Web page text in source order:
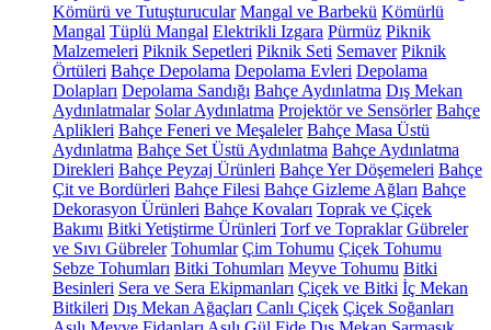
Kömürü ve Tutuşturucular Mangal ve Barbekü Kömürlü
Mangal Tüplü Mangal Elektrikli Izgara Pürmüz Piknik
Malzemeleri Piknik Sepetleri Piknik Seti Semaver Piknik
Örtüleri Bahçe Depolama Depolama Evleri Depolama
Dolapları Depolama Sandığı Bahçe Aydınlatma Dış Mekan
Aydınlatmalar Solar Aydınlatma Projektör ve Sensörler Bahçe
Aplikleri Bahçe Feneri ve Meşaleler Bahçe Masa Üstü
Aydınlatma Bahçe Set Üstü Aydınlatma Bahçe Aydınlatma
Direkleri Bahçe Peyzaj Ürünleri Bahçe Yer Döşemeleri Bahçe
Çit ve Bordürleri Bahçe Filesi Bahçe Gizleme Ağları Bahçe
Dekorasyon Ürünleri Bahçe Kovaları Toprak ve Çiçek
Bakımı Bitki Yetiştirme Ürünleri Torf ve Topraklar Gübreler
ve Sıvı Gübreler Tohumlar Çim Tohumu Çiçek Tohumu
Sebze Tohumları Bitki Tohumları Meyve Tohumu Bitki
Besinleri Sera ve Sera Ekipmanları Çiçek ve Bitki İç Mekan
Bitkileri Dış Mekan Ağaçları Canlı Çiçek Çiçek Soğanları